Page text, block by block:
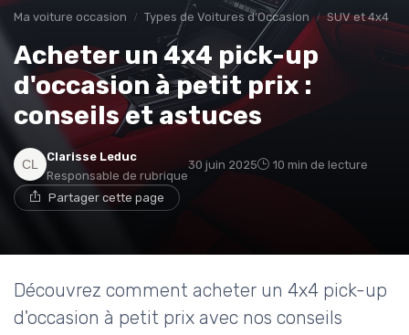
Ma voiture occasion Types de Voitures d'Occasion SUV et 4x4
Acheter un 4x4 pick-up
d'occasion à petit prix :
conseils et astuces
Clarisse Leduc
Responsable de rubrique
30 juin 2025 10 min de lecture
Partager cette page
Découvrez comment acheter un 4x4 pick-up
d'occasion à petit prix avec nos conseils